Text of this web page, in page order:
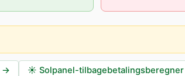
→ ☀️ Solpanel-tilbagebetalingsberegner